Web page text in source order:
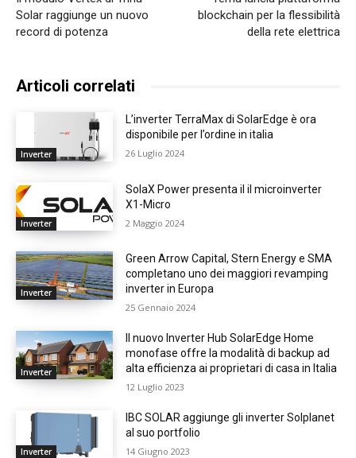
Solar raggiunge un nuovo
record di potenza
blockchain per la flessibilità
della rete elettrica
Articoli correlati
Inverter
L’inverter TerraMax di SolarEdge è ora
disponibile per l’ordine in italia
26 Luglio 2024
Inverter
SolaX Power presenta il il microinverter
X1-Micro
2 Maggio 2024
Inverter
Green Arrow Capital, Stern Energy e SMA
completano uno dei maggiori revamping
inverter in Europa
25 Gennaio 2024
Inverter
Il nuovo Inverter Hub SolarEdge Home
monofase offre la modalità di backup ad
alta efficienza ai proprietari di casa in Italia
12 Luglio 2023
Inverter
IBC SOLAR aggiunge gli inverter Solplanet
al suo portfolio
14 Giugno 2023